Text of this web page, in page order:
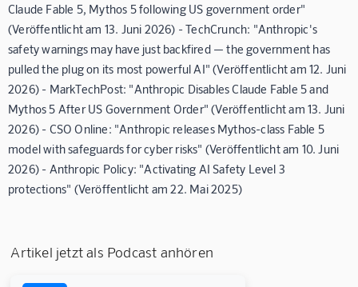
Claude Fable 5, Mythos 5 following US government order"
(Veröffentlicht am 13. Juni 2026) - TechCrunch: "Anthropic's
safety warnings may have just backfired — the government has
pulled the plug on its most powerful AI" (Veröffentlicht am 12. Juni
2026) - MarkTechPost: "Anthropic Disables Claude Fable 5 and
Mythos 5 After US Government Order" (Veröffentlicht am 13. Juni
2026) - CSO Online: "Anthropic releases Mythos-class Fable 5
model with safeguards for cyber risks" (Veröffentlicht am 10. Juni
2026) - Anthropic Policy: "Activating AI Safety Level 3
protections" (Veröffentlicht am 22. Mai 2025)
Artikel jetzt als Podcast anhören